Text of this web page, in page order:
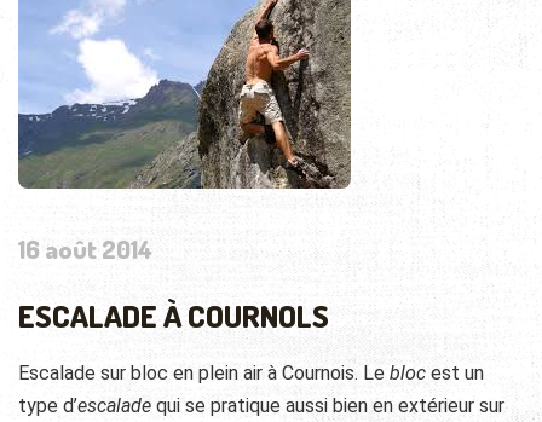
16 août 2014
ESCALADE À COURNOLS
Escalade sur bloc en plein air à Cournois. Le bloc est un
type d’escalade qui se pratique aussi bien en extérieur sur